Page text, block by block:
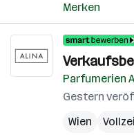
Merken
Parfumerien
Gestern
Wien